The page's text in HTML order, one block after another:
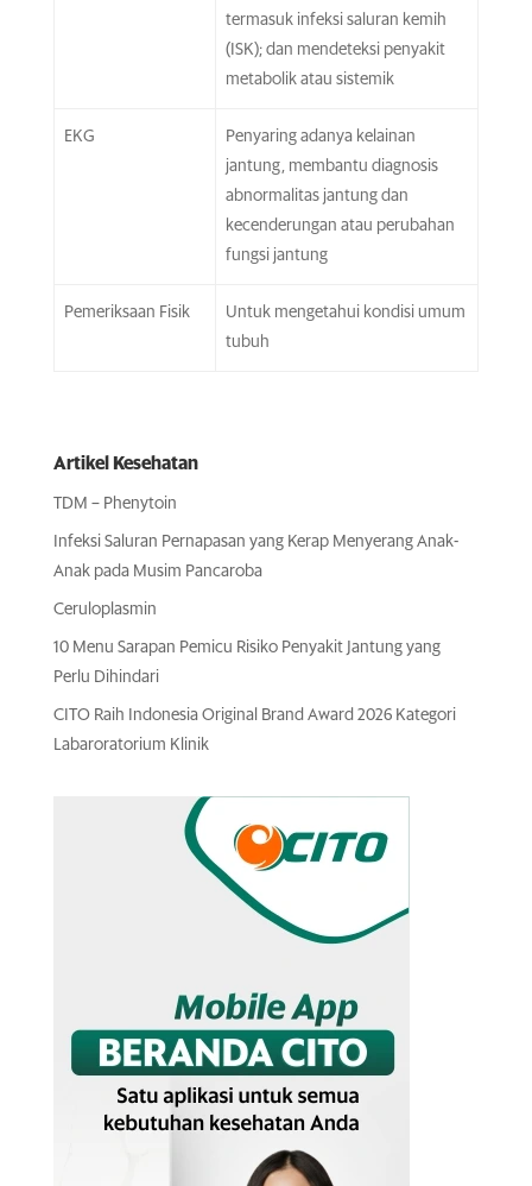
termasuk infeksi saluran kemih
(ISK); dan mendeteksi penyakit
metabolik atau sistemik
EKG
Penyaring adanya kelainan
jantung, membantu diagnosis
abnormalitas jantung dan
kecenderungan atau perubahan
fungsi jantung
Pemeriksaan Fisik
Untuk mengetahui kondisi umum
tubuh
Artikel Kesehatan
TDM – Phenytoin
Infeksi Saluran Pernapasan yang Kerap Menyerang Anak-
Anak pada Musim Pancaroba
Ceruloplasmin
10 Menu Sarapan Pemicu Risiko Penyakit Jantung yang
Perlu Dihindari
CITO Raih Indonesia Original Brand Award 2026 Kategori
Labaroratorium Klinik